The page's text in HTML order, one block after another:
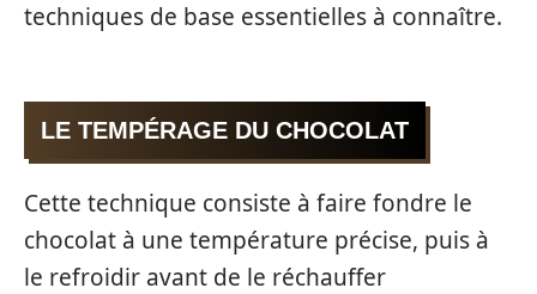
techniques de base essentielles à connaître.
LE TEMPÉRAGE DU CHOCOLAT
Cette technique consiste à faire fondre le
chocolat à une température précise, puis à
le refroidir avant de le réchauffer